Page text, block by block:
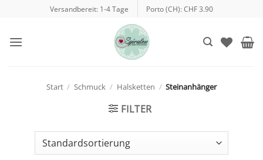
springen
Versandbereit: 1-4 Tage Porto (CH): CHF 3.90
Start / Schmuck / Halsketten / Steinanhänger
FILTER